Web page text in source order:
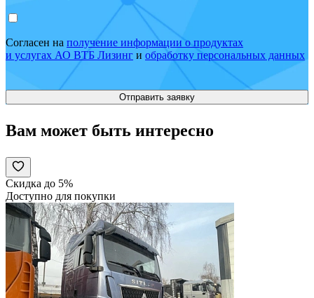
Согласен на получение информации о продуктах
и услугах АО ВТБ Лизинг и обработку персональных данных
Вам может быть интересно
Скидка до 5%
Доступно для покупки